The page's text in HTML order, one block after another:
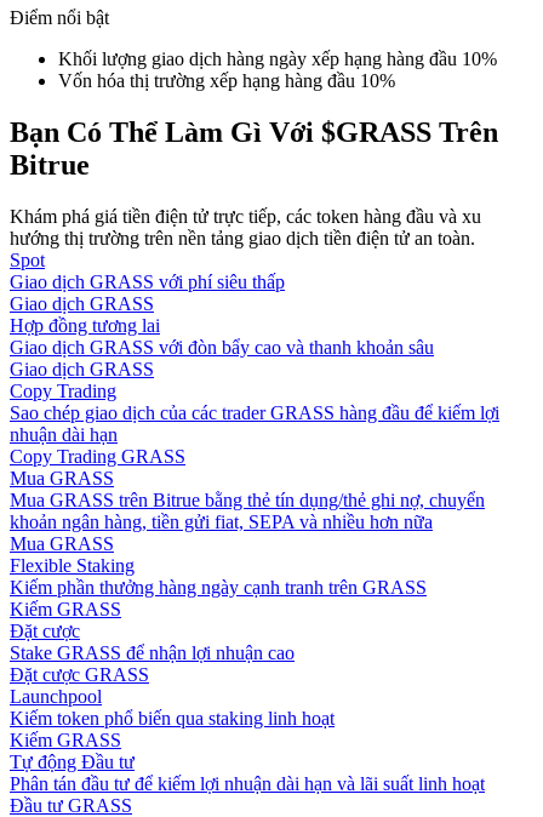
Phân tích dữ liệu lớn bao gồm thông tin giao dịch, v.v.
Hướng dẫn giao dịch Spot
Chiến lược giao dịch
Học cách duy trì lợi nhuận
Earn
Điểm nổi bật
Khối lượng giao dịch hàng ngày xếp hạng hàng đầu 10%
Vốn hóa thị trường xếp hạng hàng đầu 10%
Bạn Có Thể Làm Gì Với $GRASS Trên
Bitrue
Khám phá giá tiền điện tử trực tiếp, các token hàng đầu và xu
hướng thị trường trên nền tảng giao dịch tiền điện tử an toàn.
Spot
Giao dịch GRASS với phí siêu thấp
Giao dịch GRASS
Hợp đồng tương lai
Giao dịch GRASS với đòn bẩy cao và thanh khoản sâu
Giao dịch GRASS
Copy Trading
Sao chép giao dịch của các trader GRASS hàng đầu để kiếm lợi
nhuận dài hạn
Copy Trading GRASS
Mua GRASS
Mua GRASS trên Bitrue bằng thẻ tín dụng/thẻ ghi nợ, chuyển
khoản ngân hàng, tiền gửi fiat, SEPA và nhiều hơn nữa
Mua GRASS
Flexible Staking
Kiếm phần thưởng hàng ngày cạnh tranh trên GRASS
Kiếm GRASS
Đặt cược
Stake GRASS để nhận lợi nhuận cao
Đặt cược GRASS
Launchpool
Kiếm token phổ biến qua staking linh hoạt
Kiếm GRASS
Tự động Đầu tư
Phân tán đầu tư để kiếm lợi nhuận dài hạn và lãi suất linh hoạt
Đầu tư GRASS